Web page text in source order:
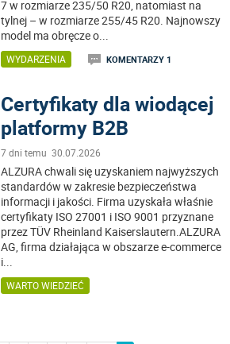
7 w rozmiarze 235/50 R20, natomiast na
tylnej – w rozmiarze 255/45 R20. Najnowszy
model ma obręcze o...
WYDARZENIA KOMENTARZY 1
Certyfikaty dla wiodącej
platformy B2B
7 dni temu 30.07.2026
ALZURA chwali się uzyskaniem najwyższych
standardów w zakresie bezpieczeństwa
informacji i jakości. Firma uzyskała właśnie
certyfikaty ISO 27001 i ISO 9001 przyznane
przez TÜV Rheinland Kaiserslautern.ALZURA
AG, firma działająca w obszarze e-commerce
i...
WARTO WIEDZIEĆ